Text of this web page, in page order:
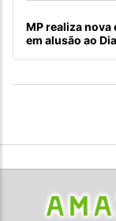
MP realiza nova
em alusão ao